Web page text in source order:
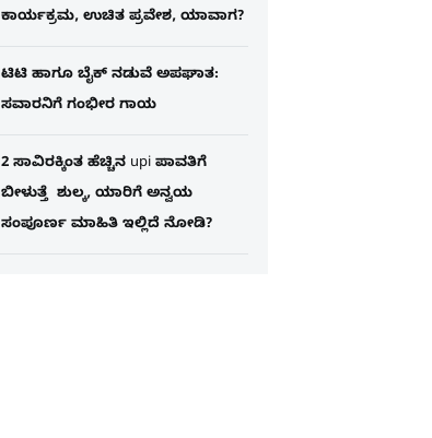
ಕಾರ್ಯಕ್ರಮ, ಉಚಿತ ಪ್ರವೇಶ, ಯಾವಾಗ?
ಟಿಟಿ ಹಾಗೂ ಬೈಕ್ ನಡುವೆ ಅಪಘಾತ:
ಸವಾರನಿಗೆ ಗಂಭೀರ ಗಾಯ
2 ಸಾವಿರಕ್ಕಿಂತ ಹೆಚ್ಚಿನ upi ಪಾವತಿಗೆ
ಬೀಳುತ್ತೆ ಶುಲ್ಕ, ಯಾರಿಗೆ ಅನ್ವಯ
ಸಂಪೂರ್ಣ ಮಾಹಿತಿ ಇಲ್ಲಿದೆ ನೋಡಿ?